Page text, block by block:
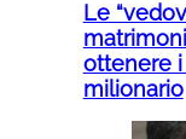
Le
ottenere i
milionario